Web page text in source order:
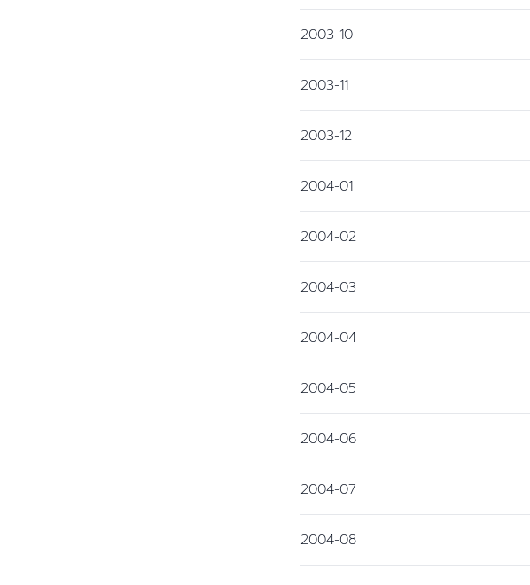
2003-10
2003-11
2003-12
2004-01
2004-02
2004-03
2004-04
2004-05
2004-06
2004-07
2004-08